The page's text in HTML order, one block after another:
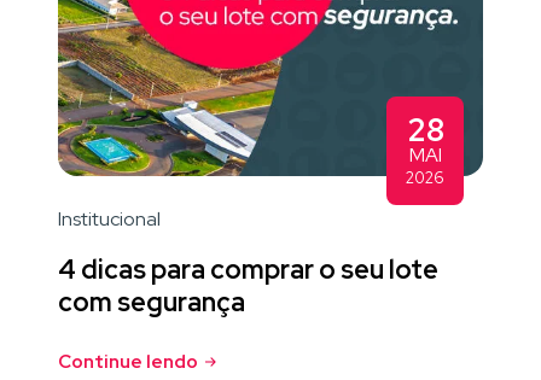
28
MAI
2026
Institucional
4 dicas para comprar o seu lote
com segurança
Continue lendo